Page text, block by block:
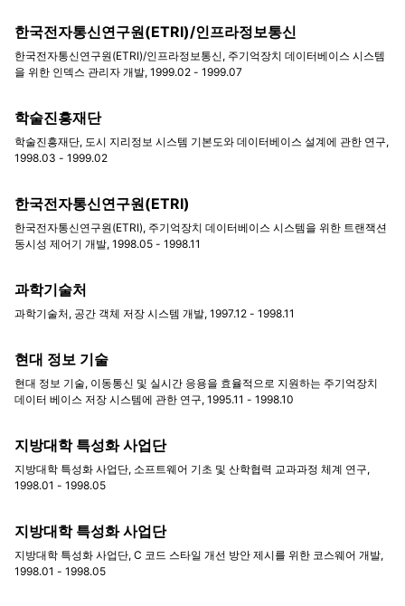
한국전자통신연구원(ETRI)/인프라정보통신
한국전자통신연구원(ETRI)/인프라정보통신, 주기억장치 데이터베이스 시스템
을 위한 인덱스 관리자 개발, 1999.02 - 1999.07
학술진흥재단
학술진흥재단, 도시 지리정보 시스템 기본도와 데이터베이스 설계에 관한 연구,
1998.03 - 1999.02
한국전자통신연구원(ETRI)
한국전자통신연구원(ETRI), 주기억장치 데이터베이스 시스템을 위한 트랜잭션
동시성 제어기 개발, 1998.05 - 1998.11
과학기술처
과학기술처, 공간 객체 저장 시스템 개발, 1997.12 - 1998.11
현대 정보 기술
현대 정보 기술, 이동통신 및 실시간 응용을 효율적으로 지원하는 주기억장치
데이터 베이스 저장 시스템에 관한 연구, 1995.11 - 1998.10
지방대학 특성화 사업단
지방대학 특성화 사업단, 소프트웨어 기초 및 산학협력 교과과정 체계 연구,
1998.01 - 1998.05
지방대학 특성화 사업단
지방대학 특성화 사업단, C 코드 스타일 개선 방안 제시를 위한 코스웨어 개발,
1998.01 - 1998.05